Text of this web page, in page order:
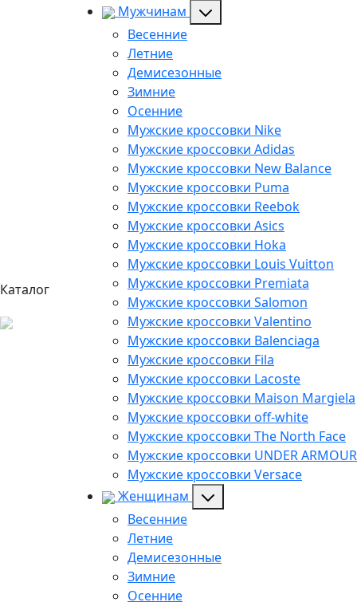
Каталог
Мужчинам
Весенние
Летние
Демисезонные
Зимние
Осенние
Мужские кроссовки Nike
Мужские кроссовки Adidas
Мужские кроссовки New Balance
Мужские кроссовки Puma
Мужские кроссовки Reebok
Мужские кроссовки Asics
Мужские кроссовки Hoka
Мужские кроссовки Louis Vuitton
Мужские кроссовки Premiata
Мужские кроссовки Salomon
Мужские кроссовки Valentino
Мужские кроссовки Balenciaga
Мужские кроссовки Fila
Мужские кроссовки Lacoste
Мужские кроссовки Maison Margiela
Мужские кроссовки off-white
Мужские кроссовки The North Face
Мужские кроссовки UNDER ARMOUR
Мужские кроссовки Versace
Женщинам
Весенние
Летние
Демисезонные
Зимние
Осенние